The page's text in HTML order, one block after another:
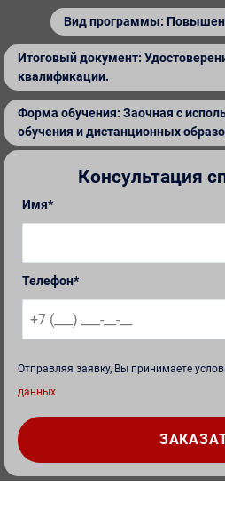
Вид программы:
Итоговый документ:
квалификации.
Форма обучения: Заочная с
обучения и дистанционных
Консультация
Имя*
Телефон*
Отправляя заявку, Вы принимаете
данных